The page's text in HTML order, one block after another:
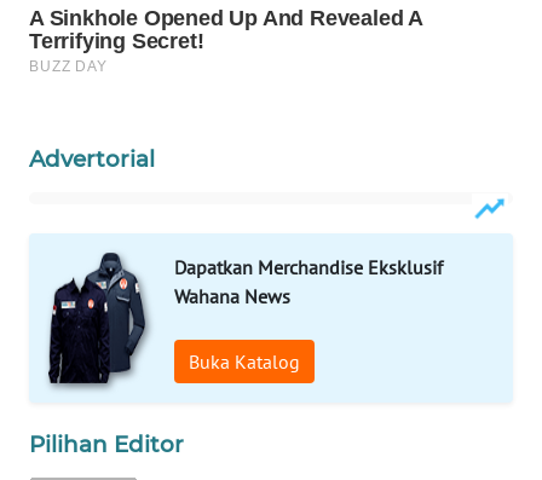
Advertorial
Dapatkan Merchandise Eksklusif
Wahana News
Buka Katalog
Pilihan Editor
DESA
WISATA
KONSUMEN
LISTRIK
MASYARAKAT
KELISTRIKAN
WALINKI